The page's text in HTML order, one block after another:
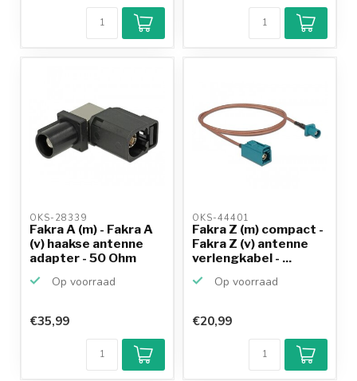
OKS-28339
Fakra A (m) - Fakra A
(v) haakse antenne
adapter - 50 Ohm
Op voorraad
€35,99
OKS-44401
Fakra Z (m) compact -
Fakra Z (v) antenne
verlengkabel - ...
Op voorraad
€20,99